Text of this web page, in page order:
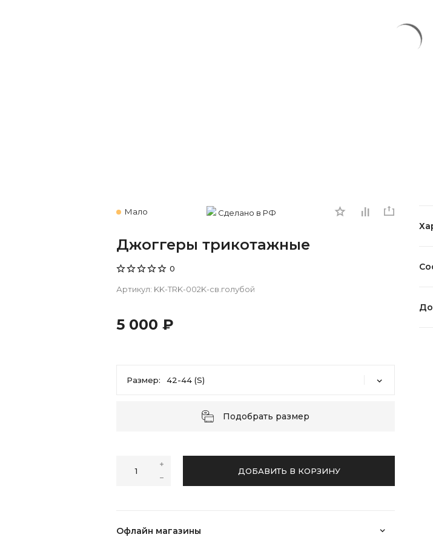
Мало Сделано в РФ
Джоггеры трикотажные
0
Артикул: KK-TRK-002K-cв.голубой
5 000 ₽
Размер: 42-44 (S)
46-48 (M) Подобрать размер
ДОБАВИТЬ В КОРЗИНУ
Офлайн магазины